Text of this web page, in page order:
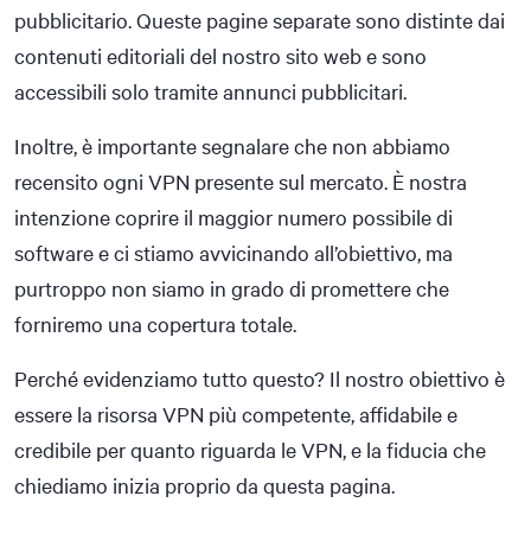
pubblicitario. Queste pagine separate sono distinte dai
contenuti editoriali del nostro sito web e sono
accessibili solo tramite annunci pubblicitari.
Inoltre, è importante segnalare che non abbiamo
recensito ogni VPN presente sul mercato. È nostra
intenzione coprire il maggior numero possibile di
software e ci stiamo avvicinando all’obiettivo, ma
purtroppo non siamo in grado di promettere che
forniremo una copertura totale.
Perché evidenziamo tutto questo? Il nostro obiettivo è
essere la risorsa VPN più competente, affidabile e
credibile per quanto riguarda le VPN, e la fiducia che
chiediamo inizia proprio da questa pagina.